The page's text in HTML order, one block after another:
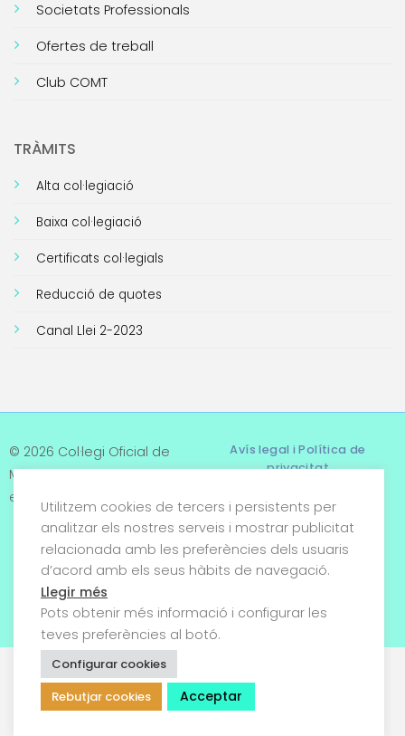
Societats Professionals
Ofertes de treball
Club COMT
TRÀMITS
Alta col·legiació
Baixa col·legiació
Certificats col·legials
Reducció de quotes
Canal Llei 2-2023
© 2026 Col·legi Oficial de
Metges de Tarragona. Tots
els drets reservats
Avís legal i Política de
privacitat
Termes i condicions
Política de cookies
Utilitzem cookies de tercers i persistents per
analitzar els nostres serveis i mostrar publicitat
relacionada amb les preferències dels usuaris
d’acord amb els seus hàbits de navegació.
Llegir més
Pots obtenir més informació i configurar les
teves preferències al botó.
Configurar cookies
Rebutjar cookies
Acceptar